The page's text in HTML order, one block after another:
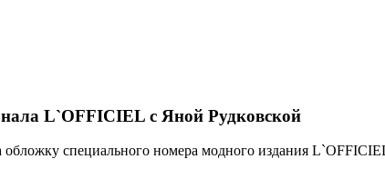
L`OFFICIEL с Яной Рудковской
специального номера модного издания